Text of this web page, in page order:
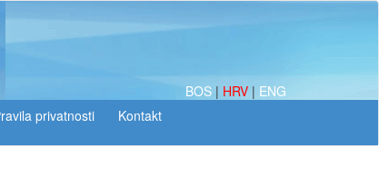
BOS | HRV | ENG